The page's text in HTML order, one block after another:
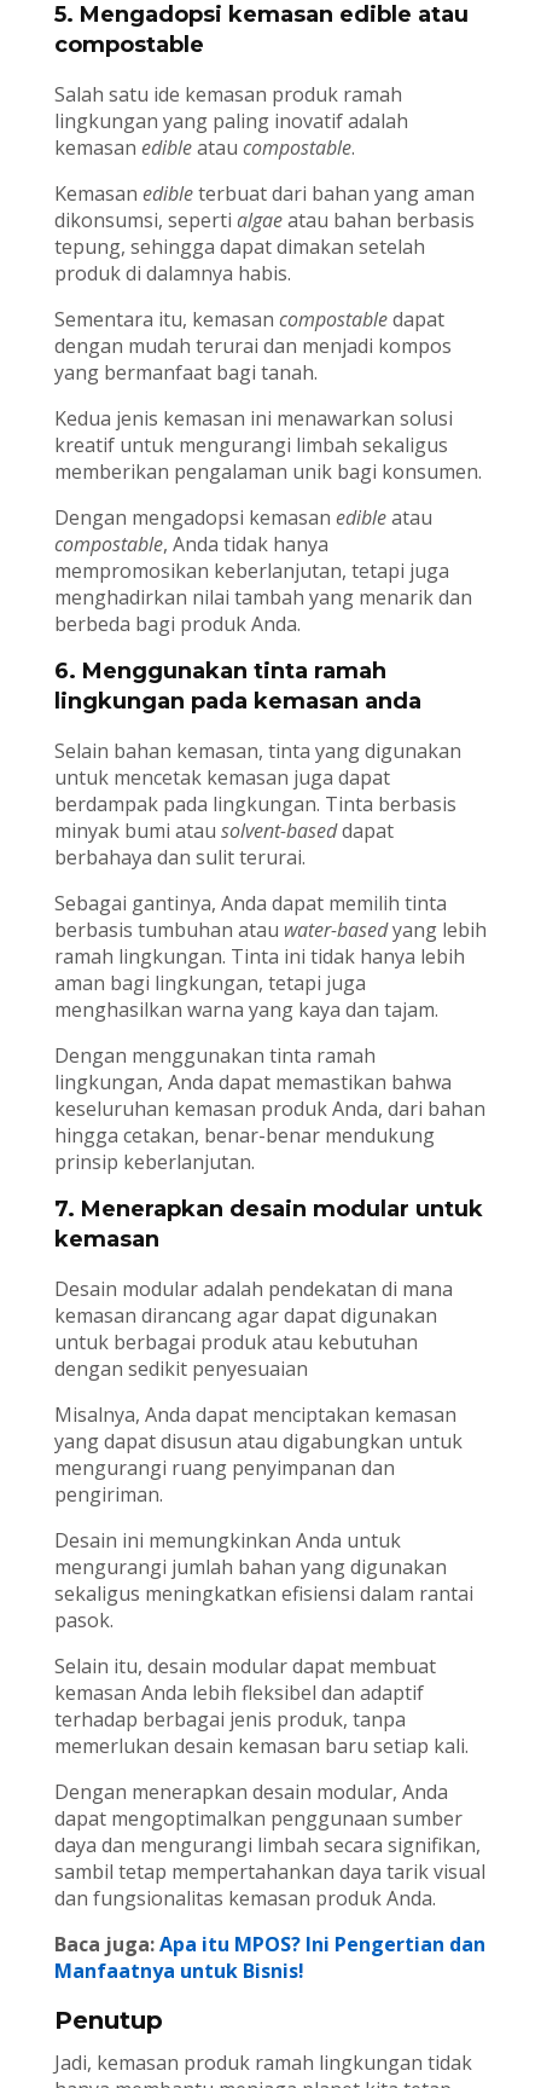
5. Mengadopsi kemasan edible atau
compostable
Salah satu ide kemasan produk ramah
lingkungan yang paling inovatif adalah
kemasan edibleatau compostable.
Kemasan edibleterbuat dari bahan yang aman
dikonsumsi, seperti algaeatau bahan berbasis
tepung, sehingga dapat dimakan setelah
produk di dalamnya habis.
Sementara itu, kemasan compostabledapat
dengan mudah terurai dan menjadi kompos
yang bermanfaat bagi tanah.
Kedua jenis kemasan ini menawarkan solusi
kreatif untuk mengurangi limbah sekaligus
memberikan pengalaman unik bagi konsumen.
Dengan mengadopsi kemasan edibleatau
compostable, Anda tidak hanya
mempromosikan keberlanjutan, tetapi juga
menghadirkan nilai tambah yang menarik dan
berbeda bagi produk Anda.
6. Menggunakan tinta ramah
lingkungan pada kemasan anda
Selain bahan kemasan, tinta yang digunakan
untuk mencetak kemasan juga dapat
berdampak pada lingkungan. Tinta berbasis
minyak bumi atau solvent-baseddapat
berbahaya dan sulit terurai.
Sebagai gantinya, Anda dapat memilih tinta
berbasis tumbuhan atau water-basedyang lebih
ramah lingkungan. Tinta ini tidak hanya lebih
aman bagi lingkungan, tetapi juga
menghasilkan warna yang kaya dan tajam.
Dengan menggunakan tinta ramah
lingkungan, Anda dapat memastikan bahwa
keseluruhan kemasan produk Anda, dari bahan
hingga cetakan, benar-benar mendukung
prinsip keberlanjutan.
7. Menerapkan desain modular untuk
kemasan
Desain modular adalah pendekatan di mana
kemasan dirancang agar dapat digunakan
untuk berbagai produk atau kebutuhan
dengan sedikit penyesuaian
Misalnya, Anda dapat menciptakan kemasan
yang dapat disusun atau digabungkan untuk
mengurangi ruang penyimpanan dan
pengiriman.
Desain ini memungkinkan Anda untuk
mengurangi jumlah bahan yang digunakan
sekaligus meningkatkan efisiensi dalam rantai
pasok.
Selain itu, desain modular dapat membuat
kemasan Anda lebih fleksibel dan adaptif
terhadap berbagai jenis produk, tanpa
memerlukan desain kemasan baru setiap kali.
Dengan menerapkan desain modular, Anda
dapat mengoptimalkan penggunaan sumber
daya dan mengurangi limbah secara signifikan,
sambil tetap mempertahankan daya tarik visual
dan fungsionalitas kemasan produk Anda.
Baca juga:Apa itu MPOS? Ini Pengertian dan
Manfaatnya untuk Bisnis!
Penutup
Jadi, kemasan produk ramah lingkungan tidak